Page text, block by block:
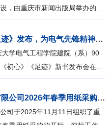
，由重庆市新闻出版局举办的市
讲座11月19日上...
新书《初心》《足迹》发布，为电气先锋精神立传
学电气工程学院建院（系）90
初心》《足迹》新书发布会在重
庆大学A校园饶家院举行。 发布会现场 ...
重庆大学出版社有限公司2026年春季用纸采购招标中标单位结果公告
司于2025年11月11日组织了重